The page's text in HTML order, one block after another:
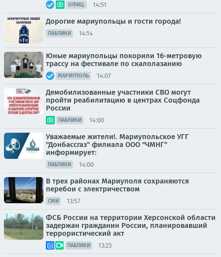
ОФИЦ. 14:51
Дорогие мариупольцы и гости города!
ПАБЛИКИ 14:14
Юные мариупольцы покорили 16-метровую
трассу на фестивале по скалолазанию
МАРИУПОЛЬ 14:07
Демобилизованные участники СВО могут
пройти реабилитацию в центрах Соцфонда
России
ПАБЛИКИ 14:00
Уважаемые жители!. Мариупольское УГГ
"Донбассгаз" филиала ООО "ЧМНГ"
информирует:
ПАБЛИКИ 14:00
В трех районах Мариуполя сохраняются
перебои с электричеством
СМИ 13:57
ФСБ России на территории Херсонской области
задержан гражданин России, планировавший
террористический акт
ПАБЛИКИ 13:23